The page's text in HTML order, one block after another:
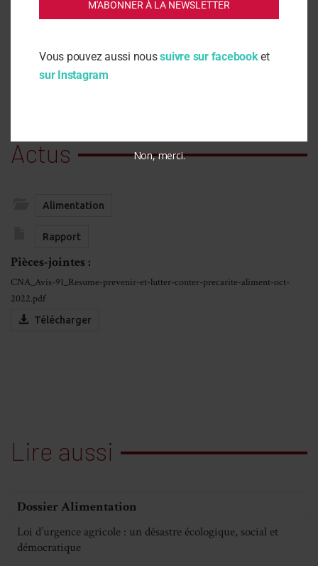
Télécharger CNA_Avis-91_Resume-
aliment-oct-2022.pdf
Actus
Alimentation
Rapport
Pièces-jointes :
CNA_Avis-91_Resume-prevenir-et-lutter-conter-precarite-aliment-oct-
2022.pdf
Télécharger
Lire aussi
Dossier Alimentation
Loi d’urgence agricole : un désastre écologique, social et
démocratique
M'ABONNER À LA NEWSLETTER
Vous pouvez aussi noussuivre sur facebooket
sur Instagram
Non, merci.